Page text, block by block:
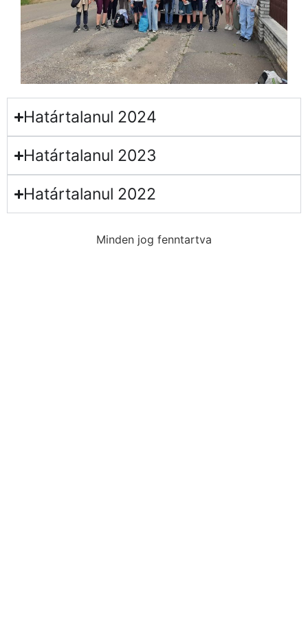
Határtalanul 2024
Határtalanul 2023
Határtalanul 2022
Minden jog fenntartva